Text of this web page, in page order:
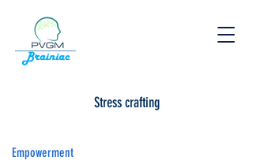
Stress crafting
Empowerment